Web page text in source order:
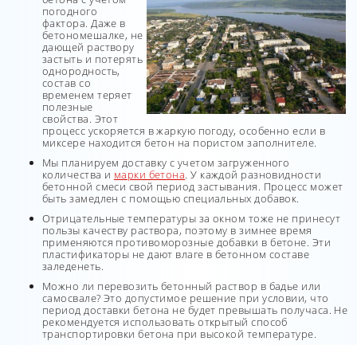
погодного
фактора. Даже в
бетономешалке, не
дающей раствору
застыть и потерять
однородность,
состав со
временем теряет
полезные
свойства. Этот
процесс ускоряется в жаркую погоду, особенно если в
миксере находится бетон на пористом заполнителе.
Мы планируем доставку с учетом загруженного
количества и марки бетона. У каждой разновидности
бетонной смеси свой период застывания. Процесс может
быть замедлен с помощью специальных добавок.
Отрицательные температуры за окном тоже не принесут
пользы качеству раствора, поэтому в зимнее время
применяются противоморозные добавки в бетоне. Эти
пластификаторы не дают влаге в бетонном составе
заледенеть.
Можно ли перевозить бетонный раствор в бадье или
самосвале? Это допустимое решение при условии, что
период доставки бетона не будет превышать получаса. Не
рекомендуется использовать открытый способ
транспортировки бетона при высокой температуре.